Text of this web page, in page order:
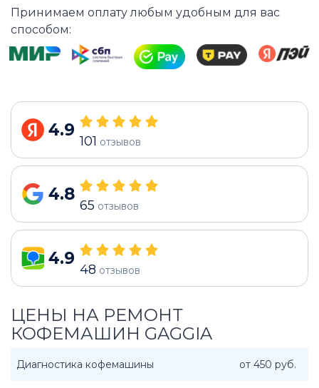
Принимаем оплату любым удобным для вас
способом:
4.9
101 отзывов
4.8
65 отзывов
4.9
48 отзывов
ЦЕНЫ НА РЕМОНТ
КОФЕМАШИН GAGGIA
Диагностика кофемашины от 450 руб.